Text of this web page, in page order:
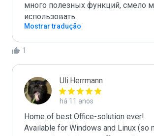
много полезных функций, смело
Mostrar tradução
1
Uli.Herrmann
há 11 anos
Home of best Office-solution ever!
Available for Windows and Linux (so